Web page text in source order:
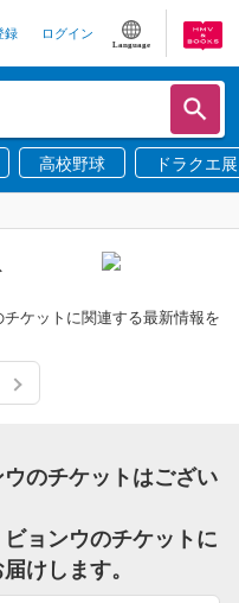
録 ログイン
Language
高校野球 ドラクエ展
ケットに関連する最新情報を
のチケットはござい
ョンウのチケットに
けします。